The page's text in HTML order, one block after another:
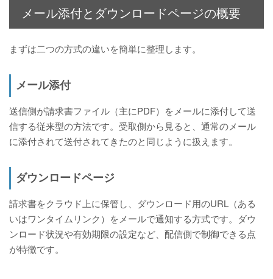
メール添付とダウンロードページの概要
まずは二つの方式の違いを簡単に整理します。
メール添付
送信側が請求書ファイル（主にPDF）をメールに添付して送
信する従来型の方法です。受取側から見ると、通常のメール
に添付されて送付されてきたのと同じように扱えます。
ダウンロードページ
請求書をクラウド上に保管し、ダウンロード用のURL（ある
いはワンタイムリンク）をメールで通知する方式です。ダウ
ンロード状況や有効期限の設定など、配信側で制御できる点
が特徴です。